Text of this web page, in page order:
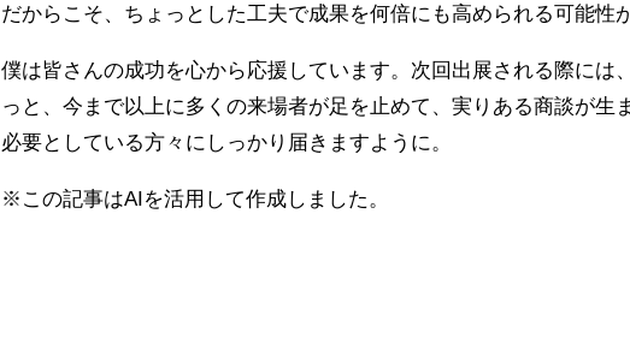
だからこそ、ちょっとした工夫で成果を何倍にも高められる可能性
僕は皆さんの成功を心から応援しています。次回出展される際には
っと、今まで以上に多くの来場者が足を止めて、実りある商談が生
必要としている方々にしっかり届きますように。
※この記事はAIを活用して作成しました。